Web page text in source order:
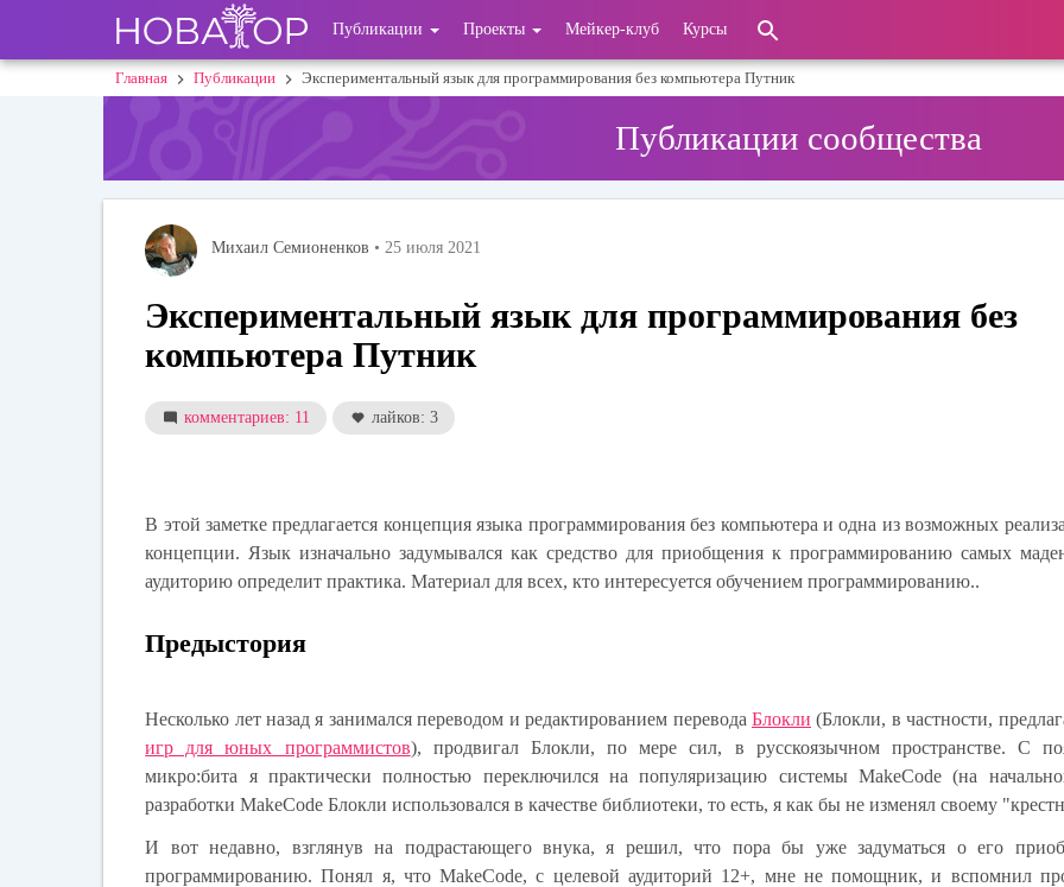
основному
User
account
Публикации Проекты Мейкер-клуб Курсы
Строка
Главная Публикации Экспериментальный язык для программирования без компьютера Путник
Публикации сообщества
Михаил Семионенков • 25 июля 2021
Экспериментальный язык для программирования без
компьютера Путник
комментариев: 11 лайков: 3
В этой заметке предлагается концепция языка программирования без компьютера и одна из возможных
концепции. Язык изначально задумывался как средство для приобщения к программированию самых
аудиторию определит практика. Материал для всех, кто интересуется обучением программированию..
Предыстория
Несколько лет назад я занимался переводом и редактированием перевода Блокли (Блокли, в частности,
игр для юных программистов), продвигал Блокли, по мере сил, в русскоязычном пространстве. С
микро:бита я практически полностью переключился на популяризацию системы MakeCode (на
разработки MakeCode Блокли использовался в качестве библиотеки, то есть, я как бы не изменял своему
И вот недавно, взглянув на подрастающего внука, я решил, что пора бы уже задуматься о его
программированию. Понял я, что MakeCode, с целевой аудиторий 12+, мне не помощник, и вспомнил